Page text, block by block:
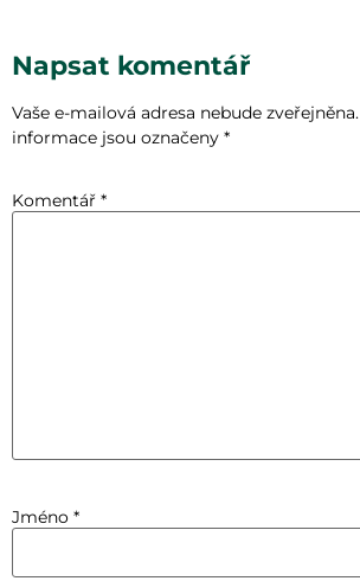
Napsat komentář
Vaše e-mailová adresa nebude zveřejněna.
informace jsou označeny *
Komentář *
Jméno *